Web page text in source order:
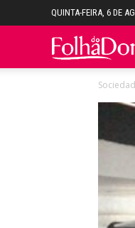
QUINTA-FEIRA, 6 DE